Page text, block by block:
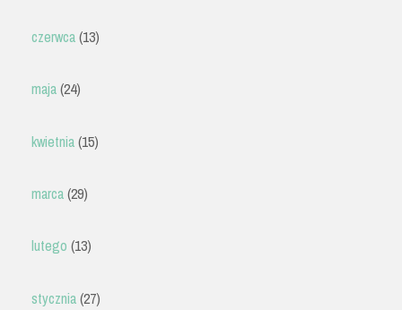
czerwca(13)
maja(24)
kwietnia(15)
marca(29)
lutego (13)
stycznia(27)